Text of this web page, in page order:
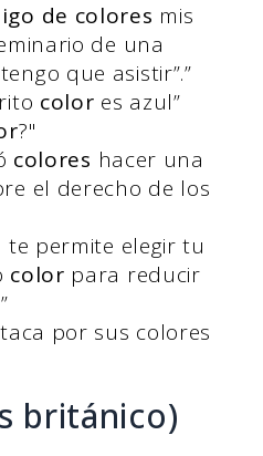
de colores mis
de una
que asistir”.”
color es azul”
?"
colores hacer una
el derecho de los
te permite elegir tu
color para reducir
por sus colores
británico)